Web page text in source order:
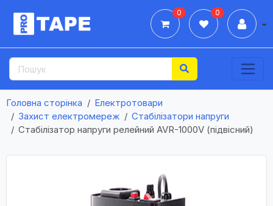
0 0
Головна сторінка
Електротовари
Захист електромереж
Стабілізатори напруги
Cтабілізатор напруги релейний AVR-1000V (підвісний)